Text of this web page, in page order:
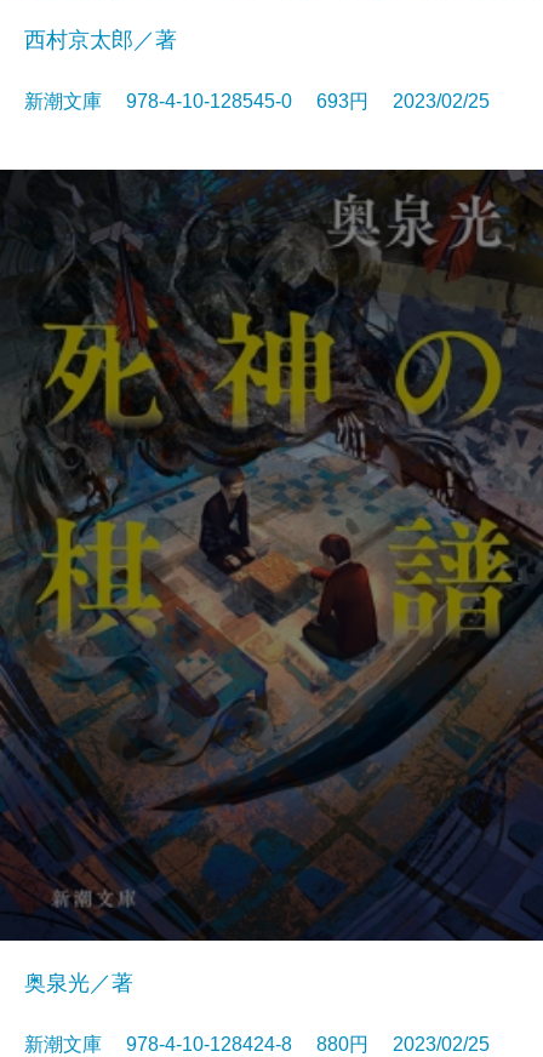
西村京太郎／著
新潮文庫 978-4-10-128545-0 693円 2023/02/25
奥泉光／著
新潮文庫 978-4-10-128424-8 880円 2023/02/25